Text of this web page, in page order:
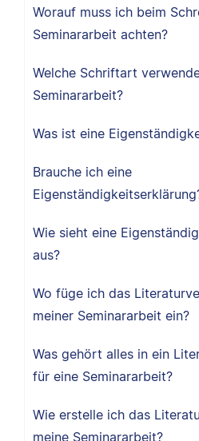
Worauf muss ich beim
Seminararbeit achten?
Welche Schriftart
Seminararbeit?
Was ist eine
Brauche ich eine
Wie sieht eine
aus?
Wo füge ich das
meiner Seminararbeit ein?
Was gehört alles in ein
für eine Seminararbeit?
Wie erstelle ich das
meine Seminararbeit?